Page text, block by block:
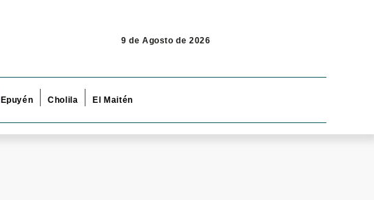
9 de Agosto de 2026
Epuyén Cholila El Maitén